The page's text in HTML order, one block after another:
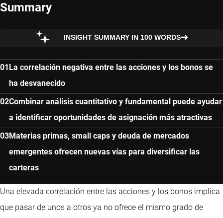
Summary
INSIGHT SUMMARY IN 100 WORDS
La correlación negativa entre las acciones y los bonos se
ha desvanecido
Combinar análisis cuantitativo y fundamental puede ayudar
a identificar oportunidades de asignación más atractivas
Materias primas, small caps y deuda de mercados
emergentes ofrecen nuevas vías para diversificar las
carteras
Una elevada correlación entre las acciones y los bonos implica
que pasar de unos a otros ya no ofrece el mismo grado de